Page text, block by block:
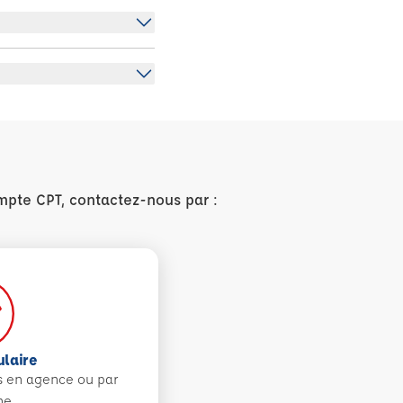
CPT, contactez-nous par :
en agence ou par